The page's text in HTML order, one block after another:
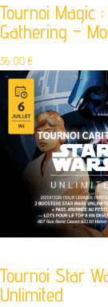
Tournoi Magic
Gathering –
36,00 €
Tournoi Star
Unlimited